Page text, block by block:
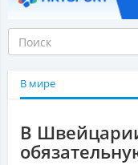
В мире
В